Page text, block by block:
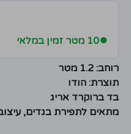
●10 מטר זמין במלאי
רוחב: 1.2 מטר
תוצרת: הודו
בד ברוקרד אריג
מתאים לתפירת בגדים,